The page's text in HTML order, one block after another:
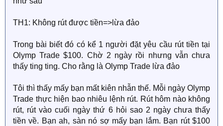
TH1: Không rút được tiền=>lừa đảo
Trong bài biết đó có kể 1 người đặt yêu cầu rút tiền tại
Olymp Trade $100. Chờ 2 ngày rồi nhưng vẫn chưa
thấy ting ting. Cho rằng là Olymp Trade lừa đảo
Tôi thì thấy mấy bạn mất kiên nhẫn thế. Mỗi ngày Olymp
Trade thực hiện bao nhiêu lệnh rút. Rút hôm nào không
rút, rút vào cuối ngày thứ 6 hỏi sao 2 ngày chưa thấy
tiền về. Bạn ah, sàn nó sợ mấy bạn lắm. Bạn rút $100